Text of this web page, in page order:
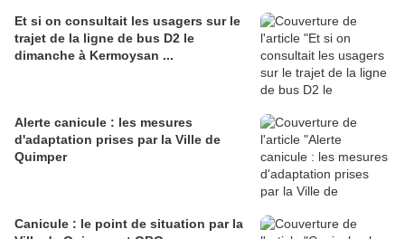
Et si on consultait les usagers sur le
trajet de la ligne de bus D2 le
dimanche à Kermoysan ...
Alerte canicule : les mesures
d'adaptation prises par la Ville de
Quimper
Canicule : le point de situation par la